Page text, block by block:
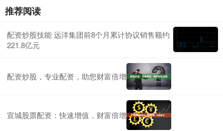
推荐阅读
配资炒股技能 远洋集团前8个月累计协议销售额约
221.8亿元
配资炒股，专业配资，助您财富倍增
宣城股票配资：快速增值，财富倍增